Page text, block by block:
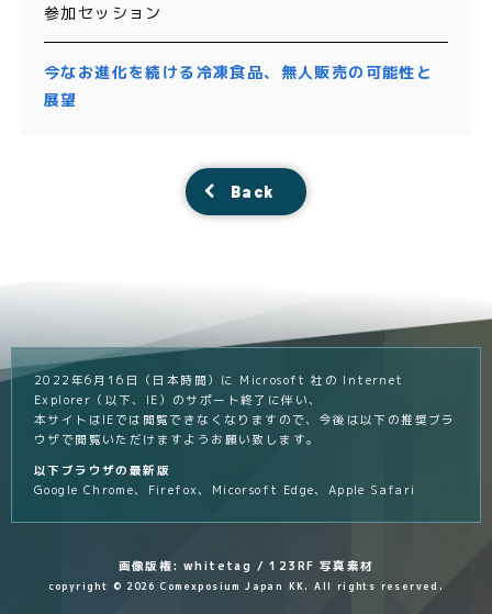
参加セッション
今なお進化を続ける冷凍食品、無人販売の可能性と
展望
Back
2022年6月16日（日本時間）に Microsoft 社の Internet
Explorer（以下、IE）のサポート終了に伴い、
本サイトはIEでは閲覧できなくなりますので、今後は以下の推奨ブラ
ウザで閲覧いただけますようお願い致します。
以下ブラウザの最新版
Google Chrome、Firefox、Micorsoft Edge、Apple Safari
画像版権: whitetag / 123RF 写真素材
copyright © 2026 Comexposium Japan KK. All rights reserved.